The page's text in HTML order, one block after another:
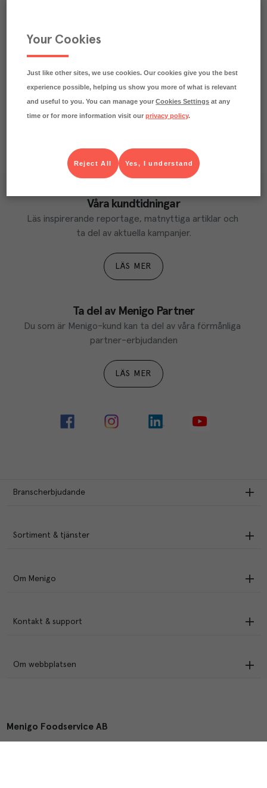
utsläppen av 0.5 kg koldioxid.
Våra kundtidningar
Läs inspirerande reportage, matnyttiga artiklar och
ta del av aktuella kampanjer.
LÄS MER
Ta del av Menigo Partner
Du som är Menigo-kund kan ta del av våra förmånliga
partner-erbjudanden
LÄS MER
Branscherbjudande
Sortiment & tjänster
Om Menigo
Kontakt & support
Om webbplatsen
Menigo Foodservice AB
Your Cookies
Just like other sites, we use cookies. Our cookies give you the best
experience possible, helping us show you more of what is relevant
and useful to you. You can manage yourCookies Settings at any
time or for more information visit ourprivacy policy.
Yes, I understand
Reject All